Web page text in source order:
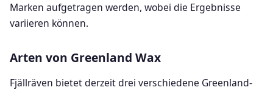
Marken aufgetragen werden, wobei die Ergebnisse
variieren können.
Arten von Greenland Wax
Fjällräven bietet derzeit drei verschiedene Greenland-